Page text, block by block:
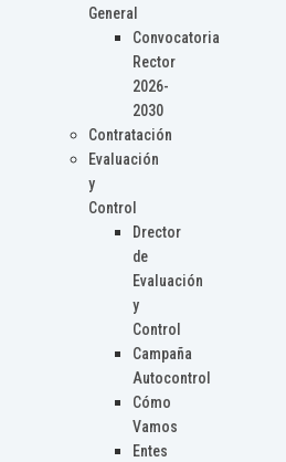
General
Convocatoria
Rector
2026-
2030
Contratación
Evaluación
y
Control
Drector
de
Evaluación
y
Control
Campaña
Autocontrol
Cómo
Vamos
Entes